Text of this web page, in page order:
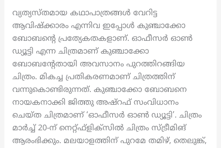
വ്യത്യസ്തമായ കഥാപാത്രങ്ങൾ വേറിട്ട
ആവിഷ്ക്കാരം എന്നിവ ഇപ്പോൾ കുഞ്ചാക്കോ
ബോബന്റെ പ്രത്യേകതകളാണ്. ഓഫീസർ ഓൺ
ഡ്യൂട്ടി എന്ന ചിത്രമാണ് കുഞ്ചാക്കോ
ബോബന്റേതായി അവസാനം പുറത്തിറങ്ങിയ
ചിത്രം. മികച്ച പ്രതികരണമാണ് ചിത്രത്തിന്
വന്നുകൊണ്ടിരുന്നത്. കുഞ്ചാക്കോ ബോബനെ
നായകനാക്കി ജിത്തു അഷ്റഫ് സംവിധാനം
ചെയ്ത ചിത്രമാണ് ‘ഓഫീസർ ഓൺ ഡ്യൂട്ടി’. ചിത്രം
മാർച്ച് 20-ന് നെറ്റ്ഫ്ളിക്സിൽ ചിത്രം സ്ട്രീമിങ്
ആരംഭിക്കും. മലയാളത്തിന് പുറമേ തമിഴ്, തെലുങ്ക്,